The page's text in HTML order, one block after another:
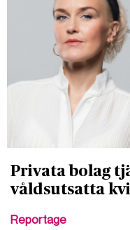
Privata bolag
våldsutsatta
Reportage